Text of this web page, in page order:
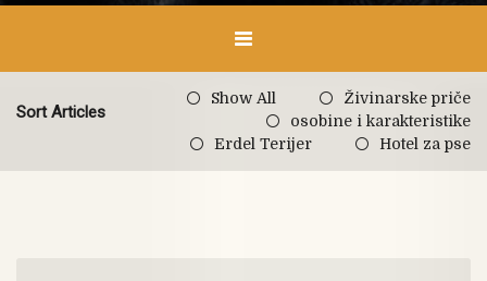
Sort Articles
Show All
Živinarske priče
osobine i karakteristike
Erdel Terijer
Hotel za pse